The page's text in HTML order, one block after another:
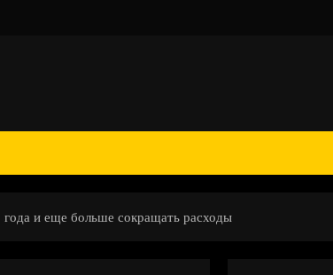
и еще больше сокращать расходы